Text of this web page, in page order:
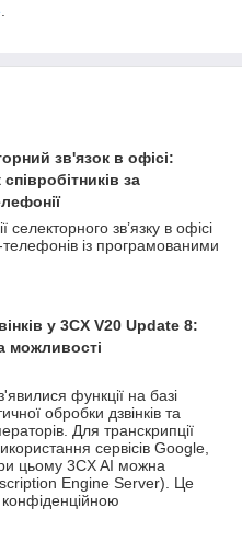
зв'язок в офісі:
за
зв’язку в офісі
із програмованими
у 3CX V20 Update 8:
можливості
функції на базі
обробки дзвінків та
Для транскрипції
сервісів Google,
цьому 3CX AI можна
Engine Server). Це